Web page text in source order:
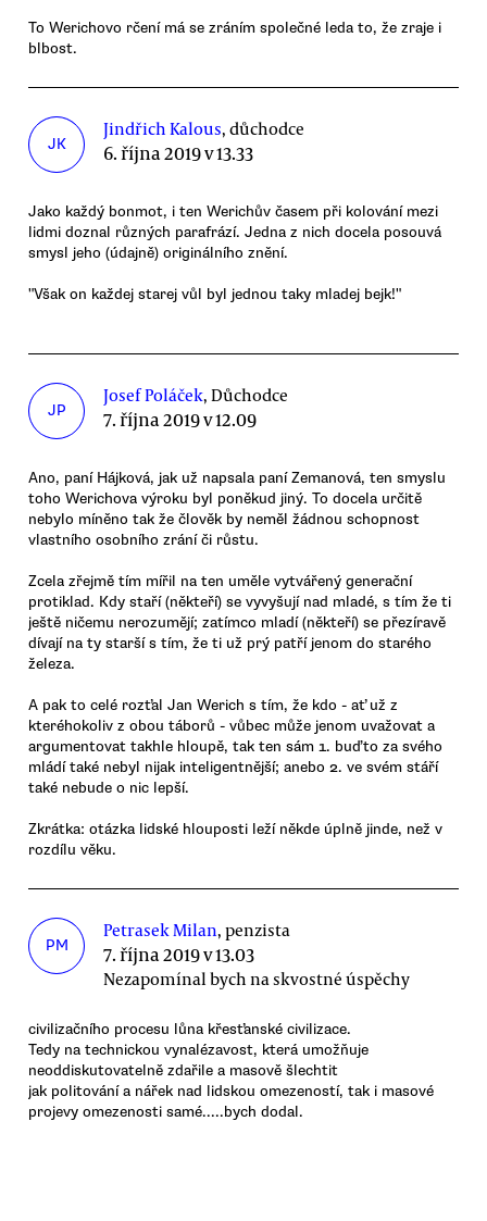
To Werichovo rčení má se zráním společné leda to, že zraje i
blbost.
JK
Jindřich Kalous, důchodce
6. října 2019 v 13.33
Jako každý bonmot, i ten Werichův časem při kolování mezi
lidmi doznal různých parafrází. Jedna z nich docela posouvá
smysl jeho (údajně) originálního znění.
"Však on každej starej vůl byl jednou taky mladej bejk!"
JP
Josef Poláček, Důchodce
7. října 2019 v 12.09
Ano, paní Hájková, jak už napsala paní Zemanová, ten smyslu
toho Werichova výroku byl poněkud jiný. To docela určitě
nebylo míněno tak že člověk by neměl žádnou schopnost
vlastního osobního zrání či růstu.
Zcela zřejmě tím mířil na ten uměle vytvářený generační
protiklad. Kdy staří (někteří) se vyvyšují nad mladé, s tím že ti
ještě ničemu nerozumějí; zatímco mladí (někteří) se přezíravě
dívají na ty starší s tím, že ti už prý patří jenom do starého
železa.
A pak to celé rozťal Jan Werich s tím, že kdo - ať už z
kteréhokoliv z obou táborů - vůbec může jenom uvažovat a
argumentovat takhle hloupě, tak ten sám 1. buďto za svého
mládí také nebyl nijak inteligentnější; anebo 2. ve svém stáří
také nebude o nic lepší.
Zkrátka: otázka lidské hlouposti leží někde úplně jinde, než v
rozdílu věku.
PM
Petrasek Milan, penzista
7. října 2019 v 13.03
Nezapomínal bych na skvostné úspěchy
civilizačního procesu lůna křesťanské civilizace.
Tedy na technickou vynalézavost, která umožňuje
neoddiskutovatelně zdařile a masově šlechtit
jak politování a nářek nad lidskou omezeností, tak i masové
projevy omezenosti samé.....bych dodal.